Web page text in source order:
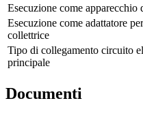
Esecuzione come apparecchio
Esecuzione come adattatore
collettrice
Tipo di collegamento circuito
principale
Documenti